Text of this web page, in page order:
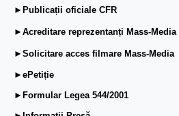
►Publicații oficiale CFR
►Acreditare reprezentanți Mass-Media
►Solicitare acces filmare Mass-Media
►ePetiție
►Formular Legea 544/2001